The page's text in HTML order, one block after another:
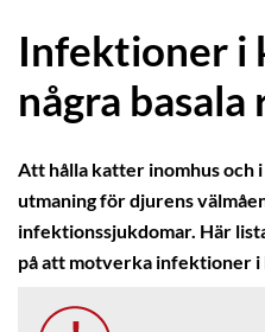
Infektioner i
några basala
Att hålla katter inomhus och
utmaning för djurens
infektionssjukdomar. Här
på att motverka infektioner